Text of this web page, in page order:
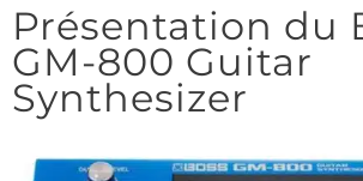
Présentation du
GM-800 Guitar
Synthesizer